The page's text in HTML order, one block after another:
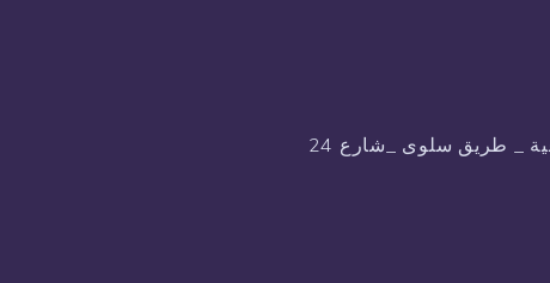
_ طريق سلوى _شارع 24